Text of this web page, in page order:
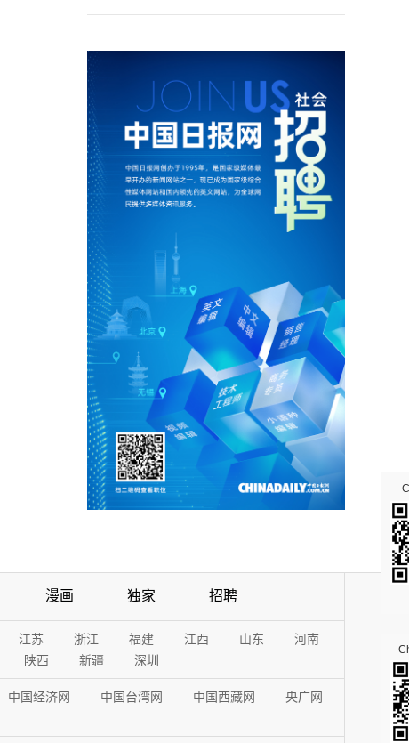
漫画 独家 招聘
江苏 浙江 福建 江西 山东
河南
陕西 新疆 深圳
中国经济网 中国台湾网 中国西藏网
央广网